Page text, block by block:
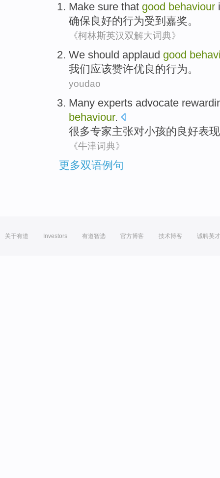
Make sure that good behaviour
确保 良好的行为受到 嘉奖。
《柯林斯英汉双解大词典》
We should applaud good
我们应该赞许优良的行为。
youdao
Many experts advocate
behaviour.
很多专家主张对小孩的 良好表
《牛津词典》
更多双语例句
关于有道 Investors 有道智选 官方博客 技术博客 诚聘英才